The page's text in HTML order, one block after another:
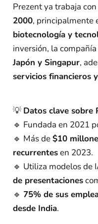
Prezent ya trabaja con
2000, principalmente
biotecnología y
inversión, la
Japón y Singapur,
servicios financieros
💡 Datos clave sobre
🔹 Fundada en 2021
🔹 Más de$10
recurrentesen 2023.
🔹 Utiliza modelos de
de presentaciones
🔹 75% de sus
desde India.